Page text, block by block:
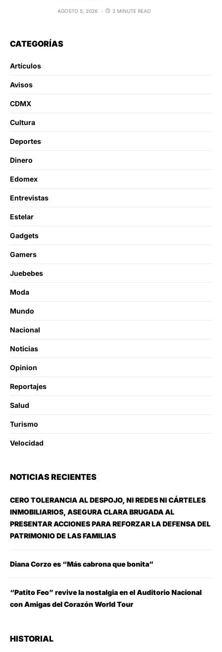
AGOSTO 5, 2026 2 MINUTE READ
CATEGORÍAS
Artículos
Avisos
CDMX
Cultura
Deportes
Dinero
Edomex
Entrevistas
Estelar
Gadgets
Gamers
Juebebes
Moda
Mundo
Nacional
Noticias
Opinion
Reportajes
Salud
Turismo
Velocidad
NOTICIAS RECIENTES
CERO TOLERANCIA AL DESPOJO, NI REDES NI CÁRTELES
INMOBILIARIOS, ASEGURA CLARA BRUGADA AL
PRESENTAR ACCIONES PARA REFORZAR LA DEFENSA DEL
PATRIMONIO DE LAS FAMILIAS
Diana Corzo es “Más cabrona que bonita”
“Patito Feo” revive la nostalgia en el Auditorio Nacional
con Amigas del Corazón World Tour
HISTORIAL